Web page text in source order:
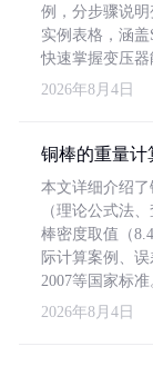
例，分步骤说
实例表格，涵盖
快速掌握变压器
2026年8月4日
铜棒的重量计
本文详细介绍
（理论公式法
棒密度取值（
际计算案例、
2007等国家标准
2026年8月4日